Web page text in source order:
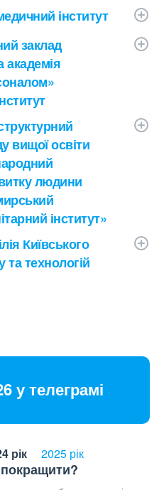
інститут
заклад
академія
вищої освіти
людини
інститут»
Київського
та технологій
у телеграмі
рік 2025 рік